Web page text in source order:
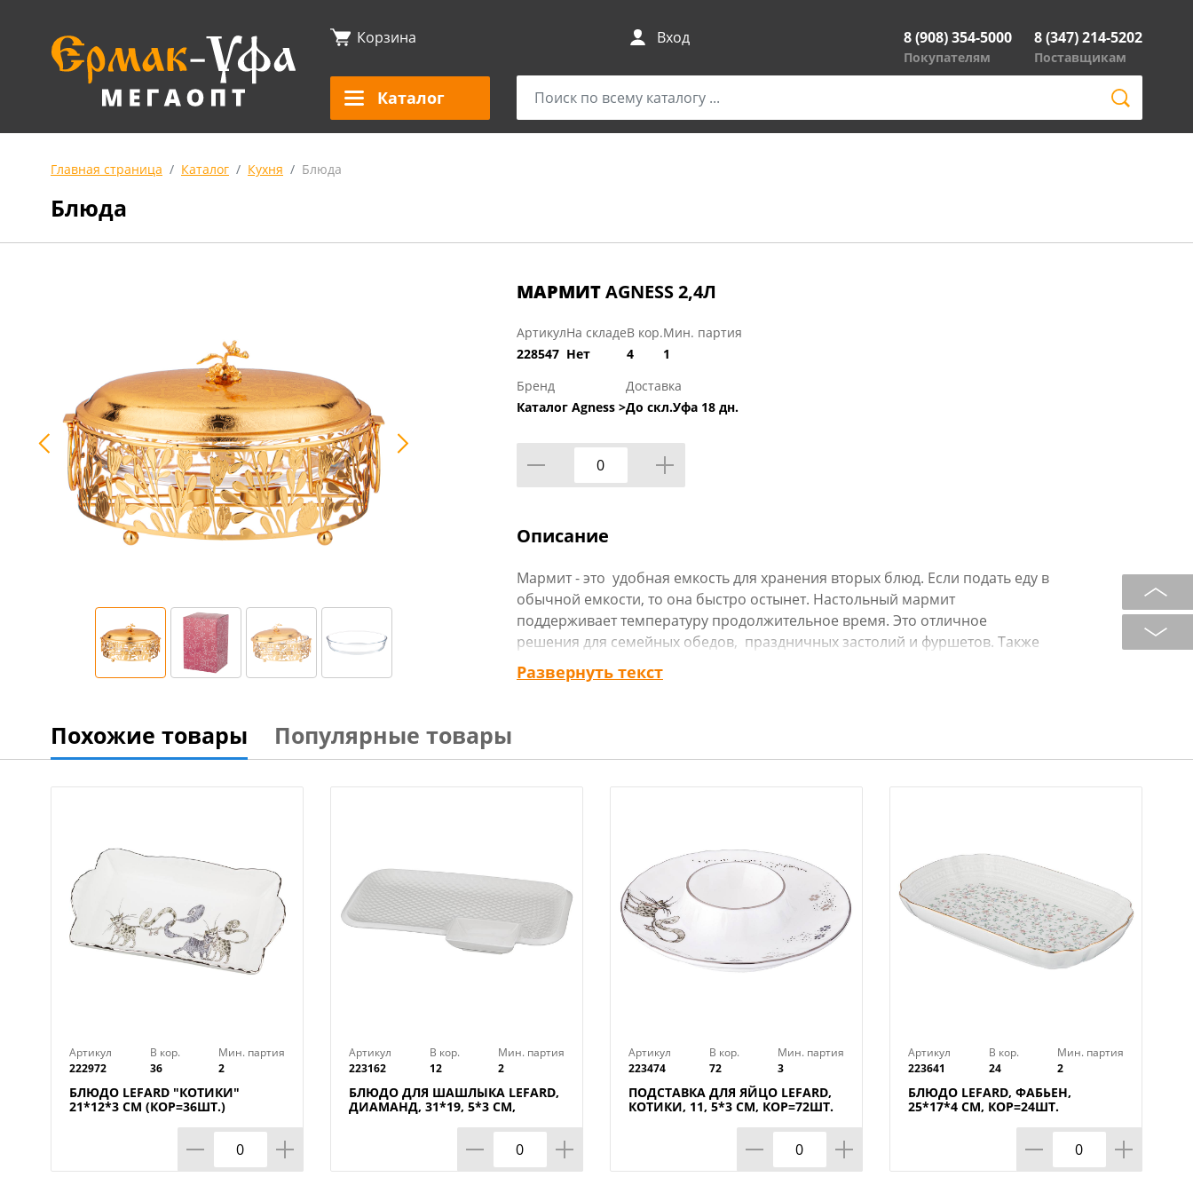
Корзина Вход 8 (908) 354-5000
Покупателям
8 (347) 214-5202
Поставщикам
Каталог
Главная страница Каталог Кухня Блюда
Блюда
МАРМИТAGNESS 2,4Л
Артикул
228547
На складе
Нет
В кор.
4
Мин. партия
1
Бренд
Каталог Agness >
Доставка
До скл.Уфа 18 дн.
Описание
Мармит - это удобная емкость для хранения вторых блюд. Если подать еду в
обычной емкости, то она быстро остынет. Настольный мармит
поддерживает температуру продолжительное время. Это отличное
решения для семейных обедов, праздничных застолий и фуршетов. Также
мармит незаменим для работы в области общественного питания.
Цветочный декор и орнамент на крышке, а также интересная ручка с
Стеклянную жаропрочную емкость можно использовать для запекания в
духовом шкафу (максимальная температура нагрева до 400 С). Стеклянную
емкость можно мыть в посудомоечнйо машине, хромированная подставка
и крышка не подходят для мытья в посудомоечной машине.
Развернуть текст
Похожие товары Популярные товары
Артикул
222972
В кор.
36
Мин. партия
2
БЛЮДО LEFARD "КОТИКИ"
21*12*3 СМ (КОР=36ШТ.)
Артикул
223162
В кор.
12
Мин. партия
2
БЛЮДО ДЛЯ ШАШЛЫКА LEFARD,
ДИАМАНД, 31*19, 5*3 СМ,
Артикул
223474
В кор.
72
Мин. партия
3
ПОДСТАВКА ДЛЯ ЯЙЦО LEFARD,
КОТИКИ, 11, 5*3 СМ, КОР=72ШТ.
Артикул
223641
В кор.
24
Мин. партия
2
БЛЮДО LEFARD, ФАБЬЕН,
25*17*4 СМ, КОР=24ШТ.